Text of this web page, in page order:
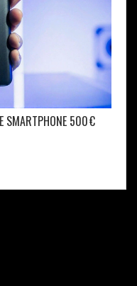
SMARTPHONE 500 €